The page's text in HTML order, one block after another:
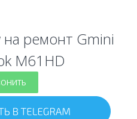
на ремонт Gmini
M61HD